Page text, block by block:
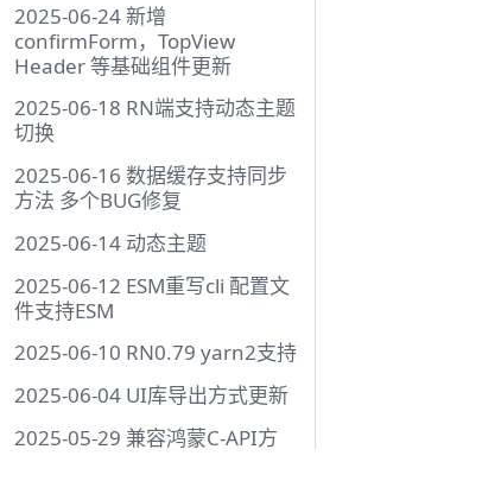
2025-06-24 新增
confirmForm，TopView
Header 等基础组件更新
2025-06-18 RN端支持动态主题
切换
2025-06-16 数据缓存支持同步
方法 多个BUG修复
2025-06-14 动态主题
2025-06-12 ESM重写cli 配置文
件支持ESM
2025-06-10 RN0.79 yarn2支持
2025-06-04 UI库导出方式更新
2025-05-29 兼容鸿蒙C-API方